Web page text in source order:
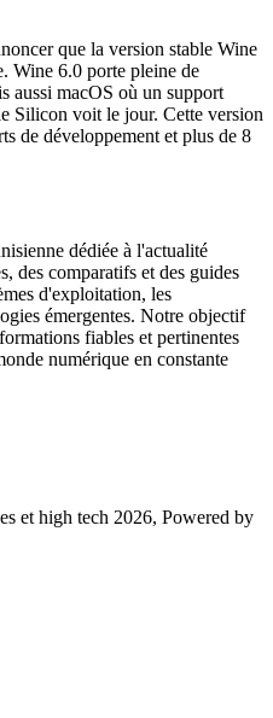
que la version stable Wine
Wine 6.0 porte pleine de
aussi macOS où un support
Silicon voit le jour. Cette version
de développement et plus de 8
dédiée à l'actualité
des comparatifs et des guides
d'exploitation, les
émergentes. Notre objectif
fiables et pertinentes
numérique en constante
et high tech 2026, Powered by